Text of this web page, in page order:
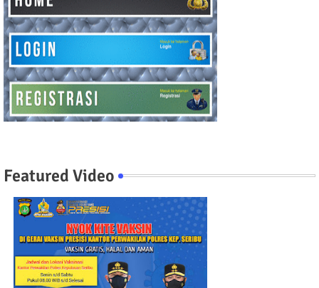
Featured Video